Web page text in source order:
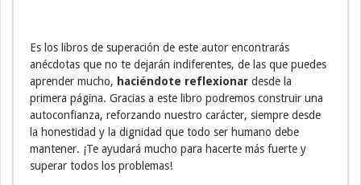
Es los libros de superación de este autor encontrarás
anécdotas que no te dejarán indiferentes, de las que puedes
aprender mucho, haciéndote reflexionar desde la
primera página. Gracias a este libro podremos construir una
autoconfianza, reforzando nuestro carácter, siempre desde
la honestidad y la dignidad que todo ser humano debe
mantener. ¡Te ayudará mucho para hacerte más fuerte y
superar todos los problemas!